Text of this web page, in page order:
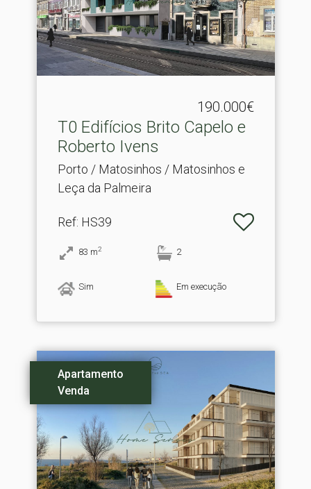
190.000€
T0 Edifícios Brito Capelo e
Roberto Ivens
Porto / Matosinhos / Matosinhos e
Leça da Palmeira
Ref: HS39
83 m2 2
Sim Em execução
Apartamento
Venda